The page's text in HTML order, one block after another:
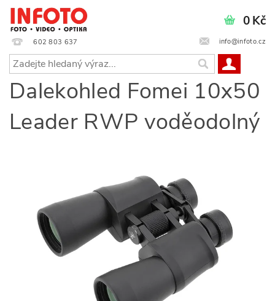
602 803 637 info@infoto.cz
0 Kč
Dalekohled Fomei 10x50
Leader RWP voděodolný